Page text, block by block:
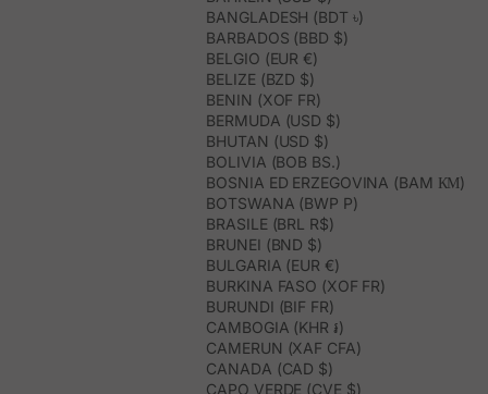
BANGLADESH (BDT ৳)
BARBADOS (BBD $)
BELGIO (EUR €)
BELIZE (BZD $)
BENIN (XOF FR)
BERMUDA (USD $)
BHUTAN (USD $)
BOLIVIA (BOB BS.)
BOSNIA ED ERZEGOVINA (BAM КМ)
BOTSWANA (BWP P)
BRASILE (BRL R$)
BRUNEI (BND $)
BULGARIA (EUR €)
BURKINA FASO (XOF FR)
BURUNDI (BIF FR)
CAMBOGIA (KHR ៛)
CAMERUN (XAF CFA)
CANADA (CAD $)
CAPO VERDE (CVE $)